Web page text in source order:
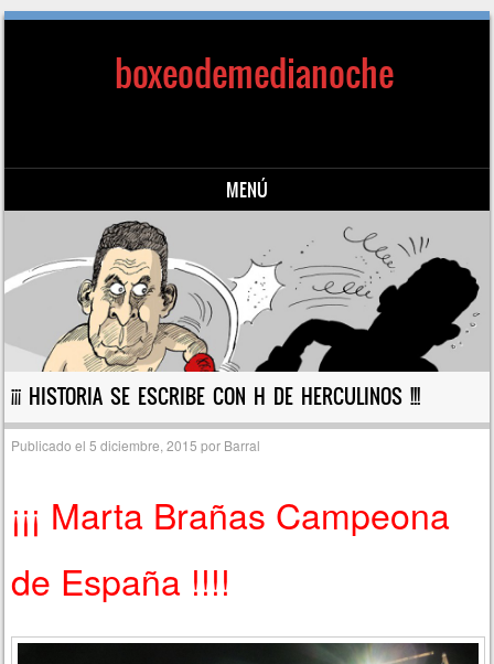
boxeodemedianoche
MENÚ
Saltar al contenido
¡¡¡ HISTORIA SE ESCRIBE CON H DE HERCULINOS !!!
Publicado el5 diciembre, 2015 por Barral
¡¡¡ Marta Brañas Campeona
de España !!!!